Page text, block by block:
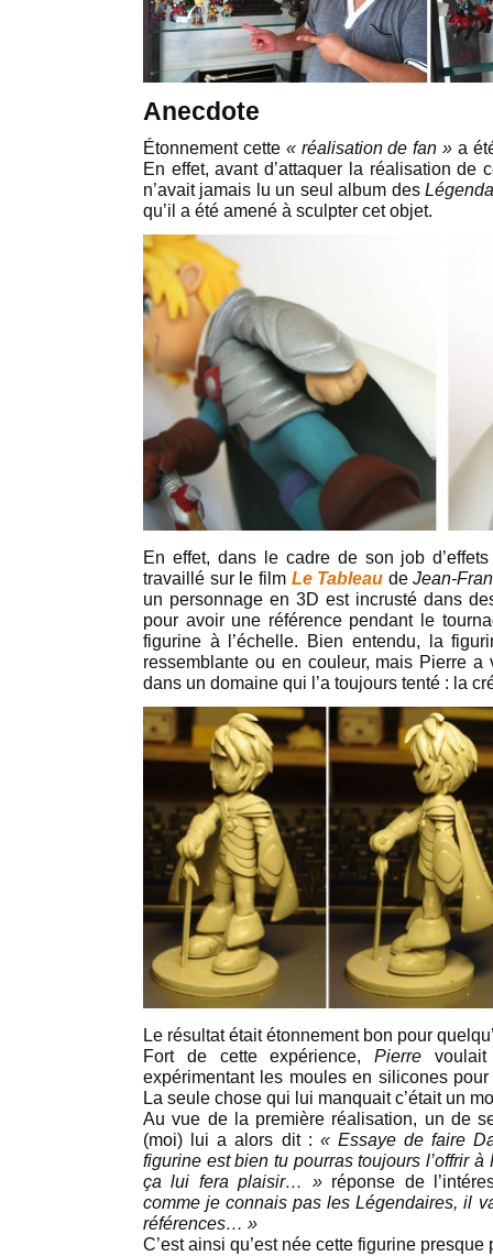
Anecdote
Étonnement cette « réalisation de fan » a
En effet, avant d’attaquer la réalisation de
n’avait jamais lu un seul album des
qu’il a été amené à sculpter cet objet.
En effet, dans le cadre de son job
travaillé sur le film Le Tableau deJean-
un personnage en 3D est incrusté dans
pour avoir une référence pendant le
figurine à l’échelle. Bien entendu, la
ressemblante ou en couleur, mais Pierre a
dans un domaine qui l’a toujours tenté : la
Le résultat était étonnement bon pour
Fort de cette expérience,Pierre
expérimentant les moules en silicones
La seule chose qui lui manquait c’était un
Au vue de la première réalisation, un de
(moi) lui a alors dit : « Essaye de faire
figurine est bien tu pourras toujours l’offrir
ça lui fera plaisir… »réponse de
comme je connais pas les Légendaires, il
références… »
C’est ainsi qu’est née cette figurine presque